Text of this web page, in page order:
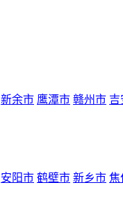
新余市 鹰潭市 赣州市 吉
安阳市 鹤壁市 新乡市 焦